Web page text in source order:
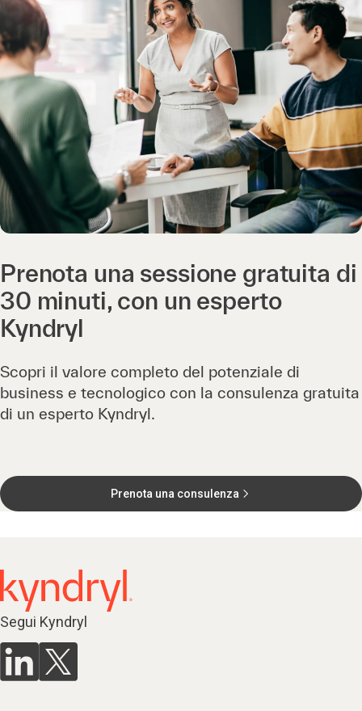
Prenota una sessione gratuita di
30 minuti, con un esperto
Kyndryl
Scopri il valore completo del potenziale di
business e tecnologico con la consulenza gratuita
di un esperto Kyndryl.
Prenota una consulenza
Segui Kyndryl